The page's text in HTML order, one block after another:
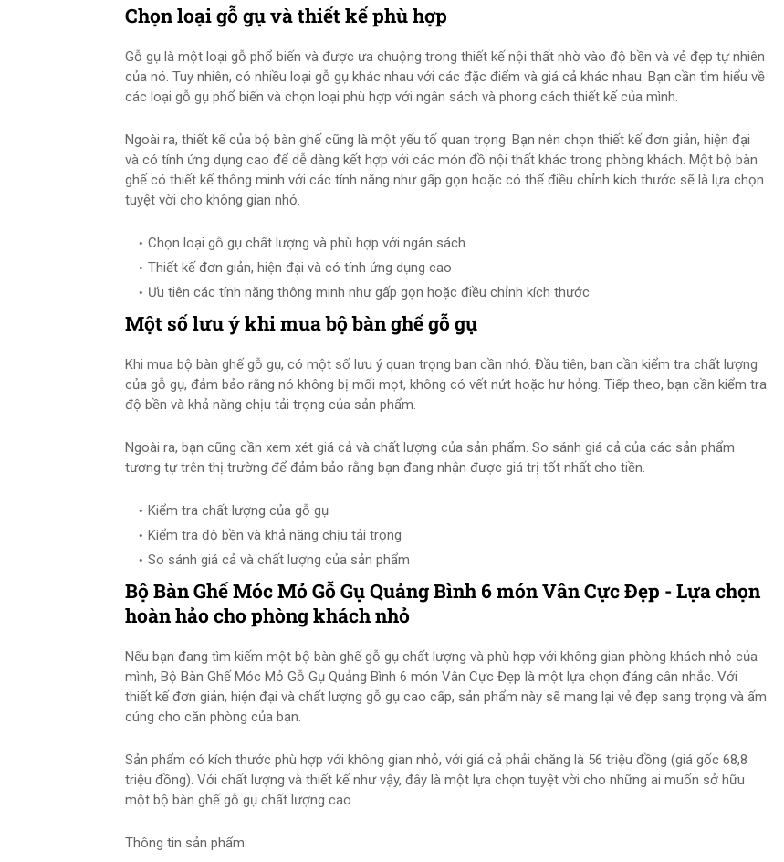
Chọn loại gỗ gụ và thiết kế phù hợp
Gỗ gụ là một loại gỗ phổ biến và được ưa chuộng trong thiết kế nội thất nhờ vào độ bền và vẻ đẹp tự nhiên
của nó. Tuy nhiên, có nhiều loại gỗ gụ khác nhau với các đặc điểm và giá cả khác nhau. Bạn cần tìm hiểu về
các loại gỗ gụ phổ biến và chọn loại phù hợp với ngân sách và phong cách thiết kế của mình.
Ngoài ra, thiết kế của bộ bàn ghế cũng là một yếu tố quan trọng. Bạn nên chọn thiết kế đơn giản, hiện đại
và có tính ứng dụng cao để dễ dàng kết hợp với các món đồ nội thất khác trong phòng khách. Một bộ bàn
ghế có thiết kế thông minh với các tính năng như gấp gọn hoặc có thể điều chỉnh kích thước sẽ là lựa chọn
tuyệt vời cho không gian nhỏ.
Chọn loại gỗ gụ chất lượng và phù hợp với ngân sách
Thiết kế đơn giản, hiện đại và có tính ứng dụng cao
Ưu tiên các tính năng thông minh như gấp gọn hoặc điều chỉnh kích thước
Một số lưu ý khi mua bộ bàn ghế gỗ gụ
Khi mua bộ bàn ghế gỗ gụ, có một số lưu ý quan trọng bạn cần nhớ. Đầu tiên, bạn cần kiểm tra chất lượng
của gỗ gụ, đảm bảo rằng nó không bị mối mọt, không có vết nứt hoặc hư hỏng. Tiếp theo, bạn cần kiểm tra
độ bền và khả năng chịu tải trọng của sản phẩm.
Ngoài ra, bạn cũng cần xem xét giá cả và chất lượng của sản phẩm. So sánh giá cả của các sản phẩm
tương tự trên thị trường để đảm bảo rằng bạn đang nhận được giá trị tốt nhất cho tiền.
Kiểm tra chất lượng của gỗ gụ
Kiểm tra độ bền và khả năng chịu tải trọng
So sánh giá cả và chất lượng của sản phẩm
Bộ Bàn Ghế Móc Mỏ Gỗ Gụ Quảng Bình 6 món Vân Cực Đẹp - Lựa chọn
hoàn hảo cho phòng khách nhỏ
Nếu bạn đang tìm kiếm một bộ bàn ghế gỗ gụ chất lượng và phù hợp với không gian phòng khách nhỏ của
mình, Bộ Bàn Ghế Móc Mỏ Gỗ Gụ Quảng Bình 6 món Vân Cực Đẹp là một lựa chọn đáng cân nhắc. Với
thiết kế đơn giản, hiện đại và chất lượng gỗ gụ cao cấp, sản phẩm này sẽ mang lại vẻ đẹp sang trọng và ấm
cúng cho căn phòng của bạn.
Sản phẩm có kích thước phù hợp với không gian nhỏ, với giá cả phải chăng là 56 triệu đồng (giá gốc 68,8
triệu đồng). Với chất lượng và thiết kế như vậy, đây là một lựa chọn tuyệt vời cho những ai muốn sở hữu
một bộ bàn ghế gỗ gụ chất lượng cao.
Thông tin sản phẩm: